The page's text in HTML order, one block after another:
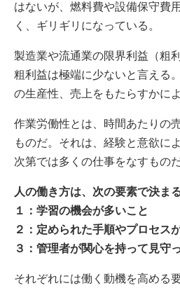
はないが、燃料費や設備保守費
く、ギリギリになっている。
製造業や流通業の限界利益（粗
粗利益は極端に少ないと言える
の生産性、売上をもたらすかに
作業労働性とは、時間あたりの
ものだ。それは、経験と意欲に
次第では多くの仕事をなすものだ
人の働き方は、次の要素で決まる
１：学習の機会が多いこと
２：定められた手順やプロセス
３：管理者が関心を持って見守
それぞれには働く動機を高める